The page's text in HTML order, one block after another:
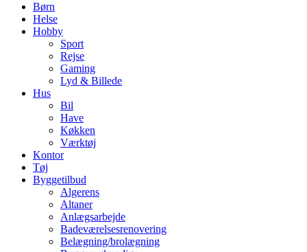
Børn
Helse
Hobby
Sport
Rejse
Gaming
Lyd & Billede
Hus
Bil
Have
Køkken
Værktøj
Kontor
Tøj
Byggetilbud
Algerens
Altaner
Anlægsarbejde
Badeværelsesrenovering
Belægning/brolægning